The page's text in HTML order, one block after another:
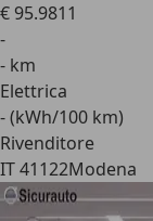
€ 95.9811
-
- km
Elettrica
- (kWh/100 km)
Rivenditore
IT 41122Modena